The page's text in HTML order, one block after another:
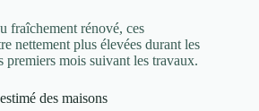
fraîchement rénové, ces
nettement plus élevées durant les
premiers mois suivant les travaux.
des maisons